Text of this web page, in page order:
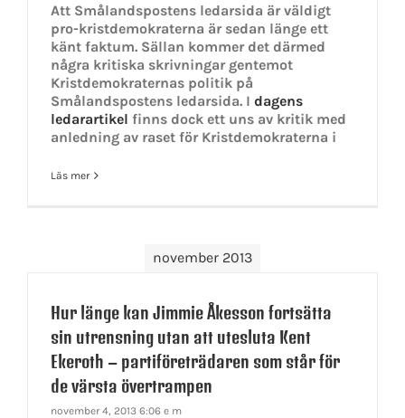
Att Smålandspostens ledarsida är väldigt
pro-kristdemokraterna är sedan länge ett
känt faktum. Sällan kommer det därmed
några kritiska skrivningar gentemot
Kristdemokraternas politik på
Smålandspostens ledarsida. I dagens
ledarartikel finns dock ett uns av kritik med
anledning av raset för Kristdemokraterna i
Läs mer
november 2013
Hur länge kan Jimmie Åkesson fortsätta
sin utrensning utan att utesluta Kent
Ekeroth – partiföreträdaren som står för
de värsta övertrampen
november 4, 2013 6:06 e m